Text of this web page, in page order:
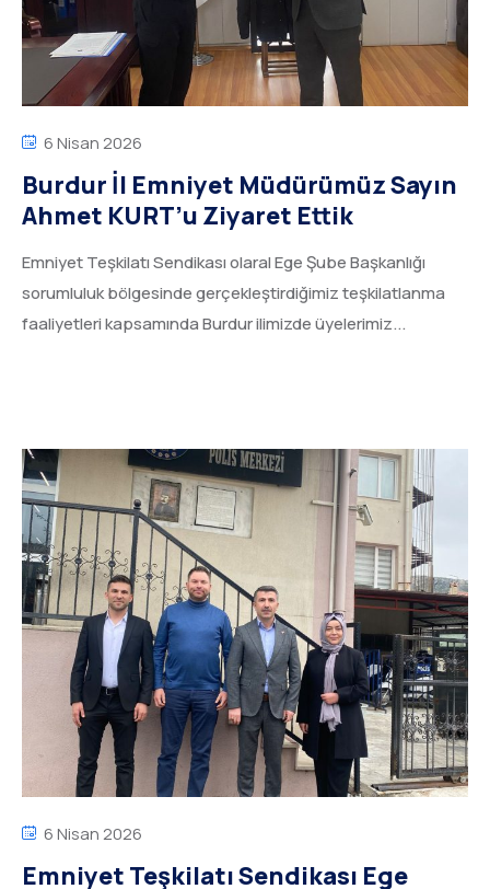
6 Nisan 2026
Burdur İl Emniyet Müdürümüz Sayın
Ahmet KURT’u Ziyaret Ettik
Emniyet Teşkilatı Sendikası olaral Ege Şube Başkanlığı
sorumluluk bölgesinde gerçekleştirdiğimiz teşkilatlanma
faaliyetleri kapsamında Burdur ilimizde üyelerimiz...
6 Nisan 2026
Emniyet Teşkilatı Sendikası Ege